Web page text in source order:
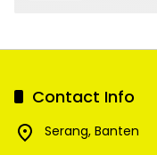
Contact Info
Serang, Banten